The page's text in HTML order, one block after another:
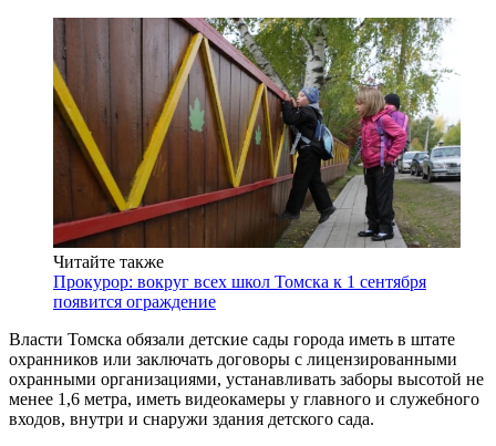
Читайте также
Прокурор: вокруг всех школ Томска к 1 сентября
появится ограждение
Власти Томска обязали детские сады города иметь в штате
охранников или заключать договоры с лицензированными
охранными организациями, устанавливать заборы высотой не
менее 1,6 метра, иметь видеокамеры у главного и служебного
входов, внутри и снаружи здания детского сада.